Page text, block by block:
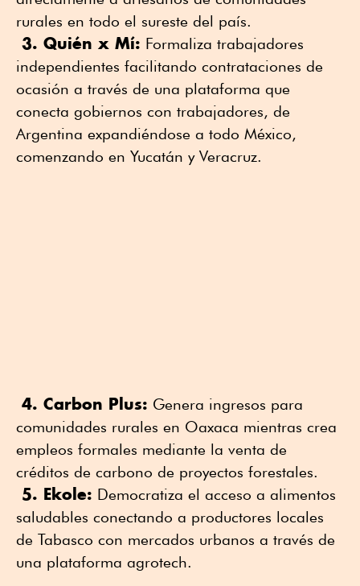
rurales en todo el sureste del país.
3. Quién x Mí: Formaliza trabajadores
independientes facilitando contrataciones de
ocasión a través de una plataforma que
conecta gobiernos con trabajadores, de
Argentina expandiéndose a todo México,
comenzando en Yucatán y Veracruz.
4. Carbon Plus: Genera ingresos para
comunidades rurales en Oaxaca mientras crea
empleos formales mediante la venta de
créditos de carbono de proyectos forestales.
5. Ekole: Democratiza el acceso a alimentos
saludables conectando a productores locales
de Tabasco con mercados urbanos a través de
una plataforma agrotech.